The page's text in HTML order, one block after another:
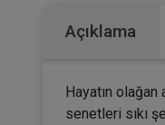
Açıklama
Hayatın olağan
senetleri sıkı